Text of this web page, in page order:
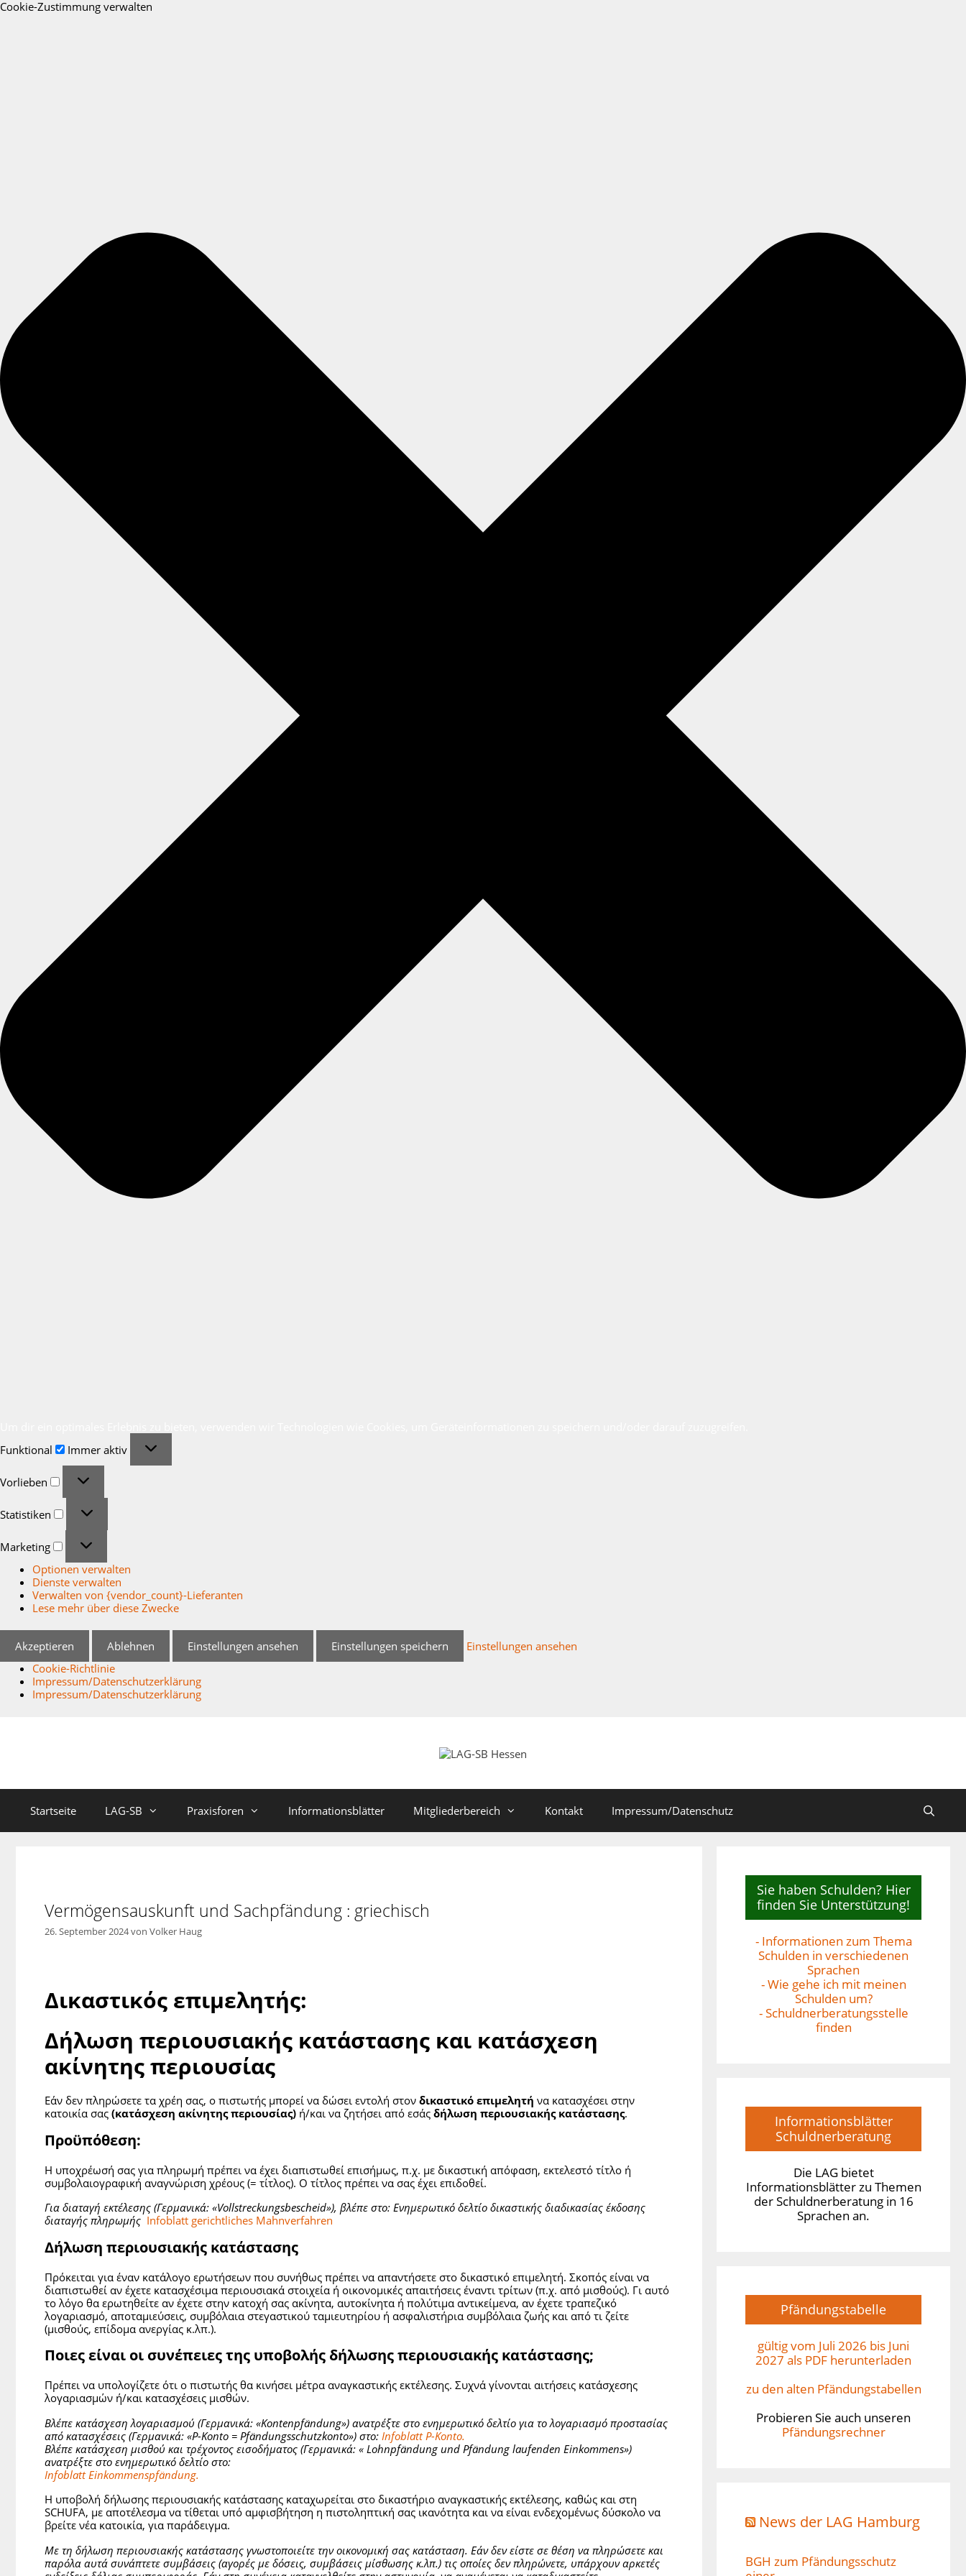
Cookie-Zustimmung verwalten
Funktional
Immer aktiv
Vorlieben
Statistiken
Marketing
Optionen verwalten
Dienste verwalten
Verwalten von {vendor_count}-Lieferanten
Lese mehr über diese Zwecke
Akzeptieren Ablehnen Einstellungen ansehen Einstellungen speichern
Einstellungen ansehen
Cookie-Richtlinie
Impressum/Datenschutzerklärung
Impressum/Datenschutzerklärung
Startseite LAG-SB Praxisforen Informationsblätter Mitgliederbereich Kontakt Impressum/Datenschutz
Vermögensauskunft und Sachpfändung : griechisch
26. September 2024von Volker Haug
Δικαστικός επιμελητής:
Δήλωση περιουσιακής κατάστασης και κατάσχεση
ακίνητης περιουσίας
Εάν δεν πληρώσετε τα χρέη σας, ο πιστωτής μπορεί να δώσει εντολή στον δικαστικό επιμελητή να κατασχέσει στην
κατοικία σας (κατάσχεση ακίνητης περιουσίας) ή/και να ζητήσει από εσάς δήλωση περιουσιακής κατάστασης.
Προϋπόθεση:
Η υποχρέωσή σας για πληρωμή πρέπει να έχει διαπιστωθεί επισήμως, π.χ. με δικαστική απόφαση, εκτελεστό τίτλο ή
συμβολαιογραφική αναγνώριση χρέους (= τίτλος). Ο τίτλος πρέπει να σας έχει επιδοθεί.
Για διαταγή εκτέλεσης (Γερμανικά: «Vollstreckungsbescheid»), βλέπε στο: Ενημερωτικό δελτίο δικαστικής διαδικασίας έκδοσης
διαταγής πληρωμής Infoblatt gerichtliches Mahnverfahren
Δήλωση περιουσιακής κατάστασης
Πρόκειται για έναν κατάλογο ερωτήσεων που συνήθως πρέπει να απαντήσετε στο δικαστικό επιμελητή. Σκοπός είναι να
διαπιστωθεί αν έχετε κατασχέσιμα περιουσιακά στοιχεία ή οικονομικές απαιτήσεις έναντι τρίτων (π.χ. από μισθούς). Γι αυτό
το λόγο θα ερωτηθείτε αν έχετε στην κατοχή σας ακίνητα, αυτοκίνητα ή πολύτιμα αντικείμενα, αν έχετε τραπεζικό
λογαριασμό, αποταμιεύσεις, συμβόλαια στεγαστικού ταμιευτηρίου ή ασφαλιστήρια συμβόλαια ζωής και από τι ζείτε
(μισθούς, επίδομα ανεργίας κ.λπ.).
Ποιες είναι οι συνέπειες της υποβολής δήλωσης περιουσιακής κατάστασης;
Πρέπει να υπολογίζετε ότι ο πιστωτής θα κινήσει μέτρα αναγκαστικής εκτέλεσης. Συχνά γίνονται αιτήσεις κατάσχεσης
λογαριασμών ή/και κατασχέσεις μισθών.
Βλέπε κατάσχεση λογαριασμού (Γερμανικά: «Kontenpfändung») ανατρέξτε στο ενημερωτικό δελτίο για το λογαριασμό προστασίας
από κατασχέσεις (Γερμανικά: «P-Konto = Pfändungsschutzkonto») στο: Infoblatt P-Konto.
Βλέπε κατάσχεση μισθού και τρέχοντος εισοδήματος (Γερμανικά: « Lohnpfändung und Pfändung laufenden Einkommens»)
ανατρέξτε στο ενημερωτικό δελτίο στο:
Infoblatt Einkommenspfändung.
Η υποβολή δήλωσης περιουσιακής κατάστασης καταχωρείται στο δικαστήριο αναγκαστικής εκτέλεσης, καθώς και στη
SCHUFA, με αποτέλεσμα να τίθεται υπό αμφισβήτηση η πιστοληπτική σας ικανότητα και να είναι ενδεχομένως δύσκολο να
βρείτε νέα κατοικία, για παράδειγμα.
Με τη δήλωση περιουσιακής κατάστασης γνωστοποιείτε την οικονομική σας κατάσταση. Εάν δεν είστε σε θέση να πληρώσετε και
παρόλα αυτά συνάπτετε συμβάσεις (αγορές με δόσεις, συμβάσεις μίσθωσης κ.λπ.) τις οποίες δεν πληρώνετε, υπάρχουν αρκετές
Sie haben Schulden? Hier
finden Sie Unterstützung!
- Informationen zum Thema
Schulden in verschiedenen
Sprachen
- Wie gehe ich mit meinen
Schulden um?
- Schuldnerberatungsstelle
finden
Informationsblätter
Schuldnerberatung
Die LAG bietet
Informationsblätter zu Themen
der Schuldnerberatung in 16
Sprachen an.
Pfändungstabelle
gültig vom Juli 2026 bis Juni
2027 als PDF herunterladen
zu den alten Pfändungstabellen
Probieren Sie auch unseren
Pfändungsrechner
News der LAG Hamburg
BGH zum Pfändungsschutz